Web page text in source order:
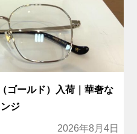
ゴールド）入荷｜華奢な
ジ
2026年8月4日